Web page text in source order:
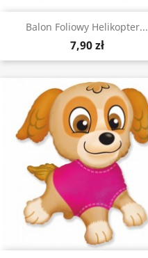
Balon Foliowy Helikopter...
7,90 zł